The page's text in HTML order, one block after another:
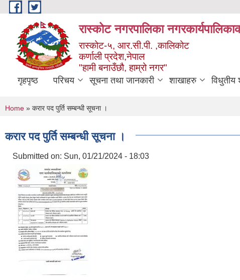
Skip to main content
रास्कोट नगरपालिका
रास्कोट-५, आर.सी.पी. ,कालिकोट
कर्णाली प्रदेश,नेपाल
"हामी बनाउँछौ, हाम्रो नगर"
गृहपृष्ठ परिचय सूचना तथा जानकारी शाखाहरु
You are here
Home » करार पद पुर्ति सम्बन्धी सूचना ।
करार पद पुर्ति सम्बन्धी सूचना ।
Submitted on: Sun, 01/21/2024 - 18:03